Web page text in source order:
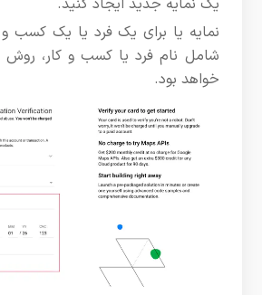
یک نمایه جدید ایجاد کنید.
نمایه یا برای یک فرد یا یک کسب
شامل نام فرد یا کسب و کار، روش
خواهد بود.